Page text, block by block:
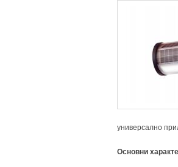
универсално
Основни